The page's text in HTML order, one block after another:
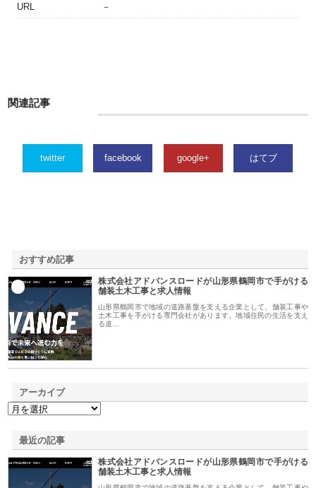
URL －
関連記事
twitter facebook google+ はてブ
おすすめ記事
株式会社アドバンスロードが山形県鶴岡市で手がける
舗装土木工事と求人情報
山形県鶴岡市で地域の道路基盤を支える企業として、舗装工事や
土木工事を手がける専門会社があります。地域住民の生活を支え
る道…
アーカイブ
最近の記事
株式会社アドバンスロードが山形県鶴岡市で手がける
舗装土木工事と求人情報